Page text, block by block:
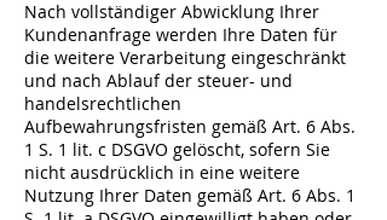
Nach vollständiger Abwicklung Ihrer
Kundenanfrage werden Ihre Daten für
die weitere Verarbeitung eingeschränkt
und nach Ablauf der steuer- und
handelsrechtlichen
Aufbewahrungsfristen gemäß Art. 6 Abs.
1 S. 1 lit. c DSGVO gelöscht, sofern Sie
nicht ausdrücklich in eine weitere
Nutzung Ihrer Daten gemäß Art. 6 Abs. 1